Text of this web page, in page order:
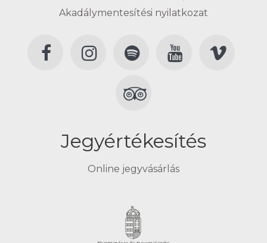
Akadálymentesítési nyilatkozat
Jegyértékesítés
Online jegyvásárlás